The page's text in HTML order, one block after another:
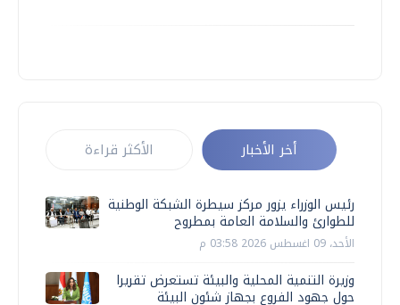
أخر الأخبار الأكثر قراءة
رئيس الوزراء يزور مركز سيطرة الشبكة الوطنية
للطوارئ والسلامة العامة بمطروح
الأحد، 09 اغسطس 2026 03:58 م
وزيرة التنمية المحلية والبيئة تستعرض تقريرا
حول جهود الفروع بجهاز شئون البيئة